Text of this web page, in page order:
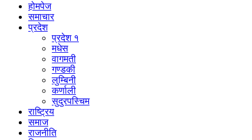
होमपेज
समाचार
प्रदेश
प्रदेश १
मधेस
वागमती
गण्डकी
लुम्बिनी
कर्णाली
सुदुरपस्चिम
राष्ट्रिय
समाज
राजनीति